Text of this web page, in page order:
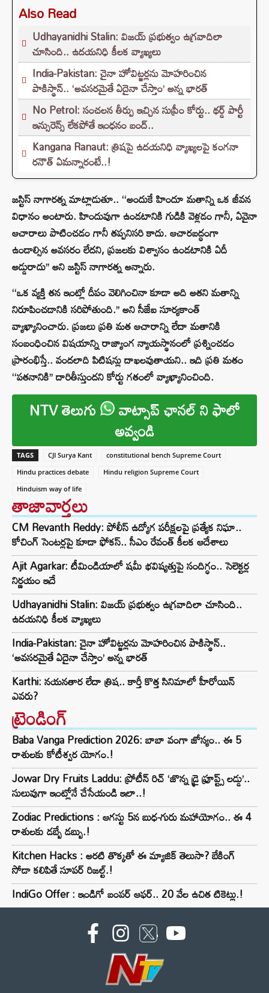
Also Read
Udhayanidhi Stalin: విజయ్ ప్రభుత్వం ఉగ్రవాదిలా
చూసింది.. ఉదయనిధి కీలక వ్యాఖ్యలు
India-Pakistan: చైనా హోవిట్జర్లను మోహరించిన
పాకిస్థాన్.. ‘అవసరమైతే ఏదైనా చేస్తాం’ అన్న భారత్
No Petrol: సంచలన తీర్పు ఇచ్చిన సుప్రీం కోర్టు.. థర్డ్ పార్టీ
ఇన్సురెన్స్ లేకపోతే ఇంధనం బంద్..
Kangana Ranaut: త్రిషపై ఉదయనిధి వ్యాఖ్యలపై కంగనా
రనౌత్ ఏమన్నారంటే..!
జస్టిస్ నాగారత్న మాట్లాడుతూ.. ‘‘అందుకే హిందూ మతాన్ని ఒక జీవన
విధానం అంటారు. హిందువుగా ఉండటానికి గుడికి వెళ్లడం గానీ, ఏవైనా
ఆచారాలు పాటించడం గానీ తప్పనిసరి కాదు. ఆచారబద్ధంగా
ఉండాల్సిన అవసరం లేదని, ప్రజలకు విశ్వాసం ఉండటానికి ఏదీ
అడ్డురాదు’’ అని జస్టిస్ నాగారత్న అన్నారు.
‘‘ఒక వ్యక్తి తన ఇంట్లో దీపం వెలిగించినా కూడా అది అతని మతాన్ని
నిరూపించడానికి సరిపోతుంది.’’ అని సీజేఐ సూర్యకాంత్
వ్యాఖ్యానించారు. ప్రజలు ప్రతి మత ఆచారాన్ని లేదా మతానికి
సంబంధించిన విషయాన్ని రాజ్యాంగ న్యాయస్థానంలో ప్రశ్నించడం
ప్రారంభిస్తే.. వందలాది పిటిషన్లు దాఖలవుతాయని.. ఇది ప్రతి మతం
‘‘పతనానికి’’ దారితీస్తుందని కోర్టు గతంలో వ్యాఖ్యానించింది.
NTV తెలుగు వాట్సాప్ ఛానల్ ని ఫాలో
అవ్వండి
TAGS CJI Surya Kant
constitutional bench Supreme Court
Hindu practices debate
Hindu religion Supreme Court
Hinduism way of life
తాజావార్తలు
CM Revanth Reddy: పోలీస్ ఉద్యోగ పరీక్షలపై ప్రత్యేక నిఘా..
కోచింగ్ సెంటర్లపై కూడా ఫోకస్.. సీఎం రేవంత్ కీలక ఆదేశాలు
Ajit Agarkar: టీమిండియాలో షమీ భవిష్యత్తుపై సందిగ్ధం.. సెలెక్టర్ల
నిర్ణయం ఇదే
Udhayanidhi Stalin: విజయ్ ప్రభుత్వం ఉగ్రవాదిలా చూసింది..
ఉదయనిధి కీలక వ్యాఖ్యలు
India-Pakistan: చైనా హోవిట్జర్లను మోహరించిన పాకిస్థాన్..
‘అవసరమైతే ఏదైనా చేస్తాం’ అన్న భారత్
Karthi: నయనతార లేదా త్రిష.. కార్తీ కొత్త సినిమాలో హీరోయిన్
ఎవరు?
ట్రెండింగ్‌
Baba Vanga Prediction 2026: బాబా వంగా జోస్యం.. ఈ 5
రాశులకు కోటీశ్వర యోగం.!
Jowar Dry Fruits Laddu: ప్రోటీన్ రిచ్ ‘జొన్న డ్రై ఫ్రూప్ట్స్ లడ్డు’..
సులువుగా ఇంట్లోనే చేసేయండి ఇలా..!
Zodiac Predictions : ఆగస్టు 5న బుధ-గురు మహాయోగం.. ఈ 4
రాశులకు డబ్బే డబ్బు.!
Kitchen Hacks : అరటి తొక్కతో ఈ మ్యాజిక్ తెలుసా? బేకింగ్
సోడా కలిపితే సూపర్ రిజల్ట్.!
IndiGo Offer : ఇండిగో బంపర్ ఆఫర్.. 20 వేల ఉచిత టికెట్లు.!